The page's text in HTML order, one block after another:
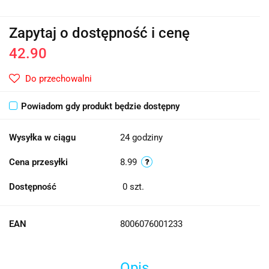
Zapytaj o dostępność i cenę
42.90
Do przechowalni
Powiadom gdy produkt będzie dostępny
Wysyłka w ciągu 24 godziny
Cena przesyłki 8.99
Dostępność 0 szt.
EAN 8006076001233